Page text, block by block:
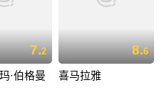
7.2
·伯格曼
8.6
喜马拉雅